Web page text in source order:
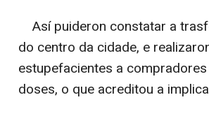
Así puideron constatar a
do centro da cidade, e
estupefacientes a
doses, o que acreditou a